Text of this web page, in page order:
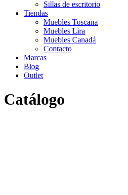
Sillas de escritorio
Tiendas
Muebles Toscana
Muebles Lira
Muebles Canadá
Contacto
Marcas
Blog
Outlet
Catálogo